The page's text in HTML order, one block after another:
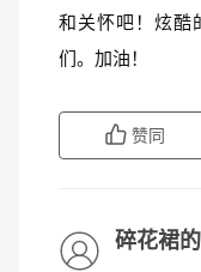
和关怀吧！炫酷
们。加油！
赞同
碎花裙